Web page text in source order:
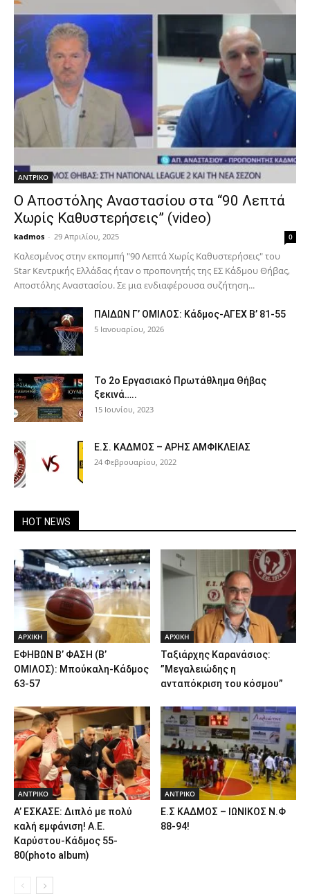
ΑΝTΡΙΚΟ
Ο Αποστόλης Αναστασίου στα “90 Λεπτά
Χωρίς Καθυστερήσεις” (video)
kadmos - 29 Απριλίου, 2025 0
Καλεσμένος στην εκπομπή "90 Λεπτά Χωρίς Καθυστερήσεις" του
Star Κεντρικής Ελλάδας ήταν ο προπονητής της ΕΣ Κάδμου Θήβας,
Αποστόλης Αναστασίου. Σε μια ενδιαφέρουσα συζήτηση...
ΠΑΙΔΩΝ Γ’ ΟΜΙΛΟΣ: Κάδμος-ΑΓΕΧ Β’ 81-55
5 Ιανουαρίου, 2026
Το 2ο Εργασιακό Πρωτάθλημα Θήβας
ξεκινά…..
15 Ιουνίου, 2023
Ε.Σ. ΚΑΔΜΟΣ – ΑΡΗΣ ΑΜΦΙΚΛΕΙΑΣ
24 Φεβρουαρίου, 2022
HOT NEWS
ΑΡΧΙΚΗ
ΕΦΗΒΩΝ Β’ ΦΑΣΗ (Β’
ΟΜΙΛΟΣ): Μπούκαλη-Κάδμος
63-57
ΑΡΧΙΚΗ
Ταξιάρχης Καρανάσιος:
”Μεγαλειώδης η
ανταπόκριση του κόσμου”
ΑΝTΡΙΚΟ
Α’ ΕΣΚΑΣΕ: Διπλό με πολύ
καλή εμφάνιση! Α.Ε.
Καρύστου-Κάδμος 55-
80(photo album)
ΑΝTΡΙΚΟ
Ε.Σ ΚΑΔΜΟΣ – ΙΩΝΙΚΟΣ Ν.Φ
88-94!